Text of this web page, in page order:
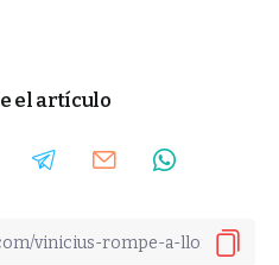
el artículo